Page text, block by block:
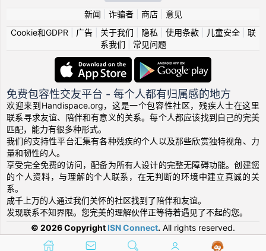
新闻 诈骗者| 商店| 意见
Cookie和GDPR
广告| 关于我们 隐私 使用条款| 儿童安全| 联
系我们
常见问题
免费包容性交友平台 - 每个人都有归属感的地方
欢迎来到Handispace.org，这是一个包容性社区，残疾人士在这里
联系寻求友谊、陪伴和有意义的关系。每个人都应该找到自己的完美
匹配，能力有很多种形式。
我们的支持性平台汇集有各种残疾的个人以及那些欣赏独特视角、力
量和韧性的人。
享受完全免费的访问，配备为所有人设计的完整无障碍功能。创建您
的个人资料，与理解的个人联系，在无判断的环境中建立真诚的关
系。
成千上万的人通过我们关怀的社区找到了陪伴和友谊。
发现联系不知界限。您完美的理解伙伴正等待着遇见了不起的您。
© 2026 Copyright ISN Connect. All rights reserved.